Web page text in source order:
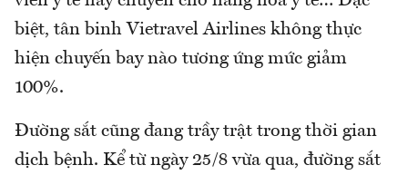
biệt, tân binh Vietravel Airlines không thực
hiện chuyến bay nào tương ứng mức giảm
100%.
Đường sắt cũng đang trầy trật trong thời gian
dịch bệnh. Kể từ ngày 25/8 vừa qua, đường sắt